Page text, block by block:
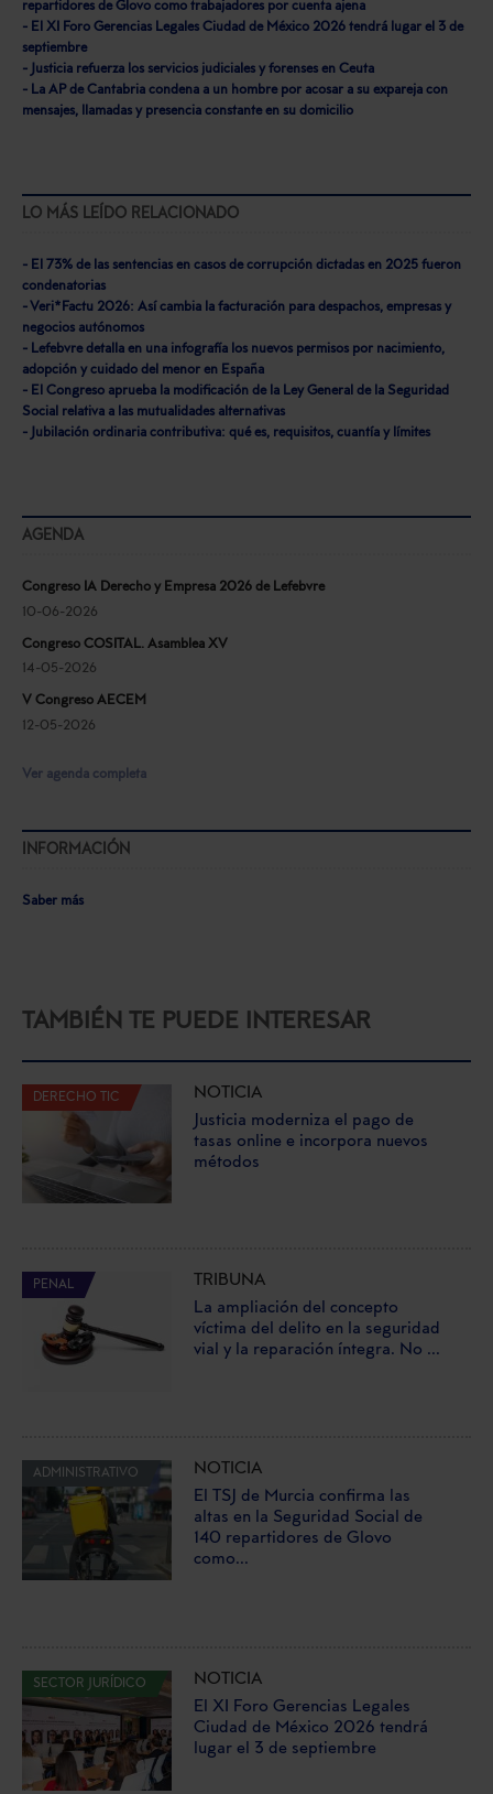
repartidores de Glovo como trabajadores por cuenta ajena
- El XI Foro Gerencias Legales Ciudad de México 2026 tendrá lugar el 3 de
septiembre
- Justicia refuerza los servicios judiciales y forenses en Ceuta
- La AP de Cantabria condena a un hombre por acosar a su expareja con
mensajes, llamadas y presencia constante en su domicilio
LO MÁS LEÍDO RELACIONADO
- El 73% de las sentencias en casos de corrupción dictadas en 2025 fueron
condenatorias
- Veri*Factu 2026: Así cambia la facturación para despachos, empresas y
negocios autónomos
- Lefebvre detalla en una infografía los nuevos permisos por nacimiento,
adopción y cuidado del menor en España
- El Congreso aprueba la modificación de la Ley General de la Seguridad
Social relativa a las mutualidades alternativas
- Jubilación ordinaria contributiva: qué es, requisitos, cuantía y límites
AGENDA
Congreso IA Derecho y Empresa 2026 de Lefebvre
10-06-2026
Congreso COSITAL. Asamblea XV
14-05-2026
V Congreso AECEM
12-05-2026
Ver agenda completa
INFORMACIÓN
Saber más
TAMBIÉN TE PUEDE INTERESAR
DERECHO TIC
NOTICIA
Justicia moderniza el pago de
tasas online e incorpora nuevos
métodos
PENAL
TRIBUNA
La ampliación del concepto
víctima del delito en la seguridad
vial y la reparación íntegra. No ...
ADMINISTRATIVO
NOTICIA
El TSJ de Murcia confirma las
altas en la Seguridad Social de
140 repartidores de Glovo
como...
SECTOR JURÍDICO
NOTICIA
El XI Foro Gerencias Legales
Ciudad de México 2026 tendrá
lugar el 3 de septiembre